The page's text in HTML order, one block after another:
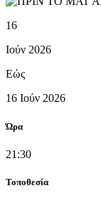
16
Ιούν 2026
Εώς
16 Ιούν 2026
Ώρα
21:30
Τοποθεσία